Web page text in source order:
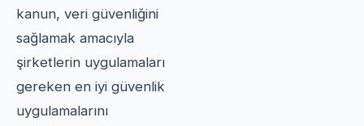
kanun, veri güvenliğini
sağlamak amacıyla
şirketlerin uygulamaları
gereken en iyi güvenlik
uygulamalarını